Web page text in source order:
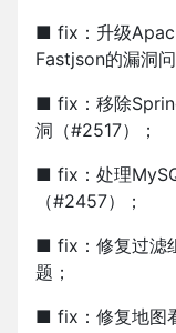
■ fix：升级
Fastjson的漏洞问
■ fix：移除
洞（#2517）；
■ fix：处理
（#2457）；
■ fix：修复过滤
题；
■ fix：修复地图